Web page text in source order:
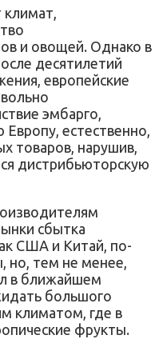
и овощей. Однако в
десятилетий
европейские
эмбарго,
естественно,
товаров, нарушив,
дистрибьюторскую
сбытка
США и Китай, по-
но, тем не менее,
в ближайшем
большого
климатом, где в
фрукты.